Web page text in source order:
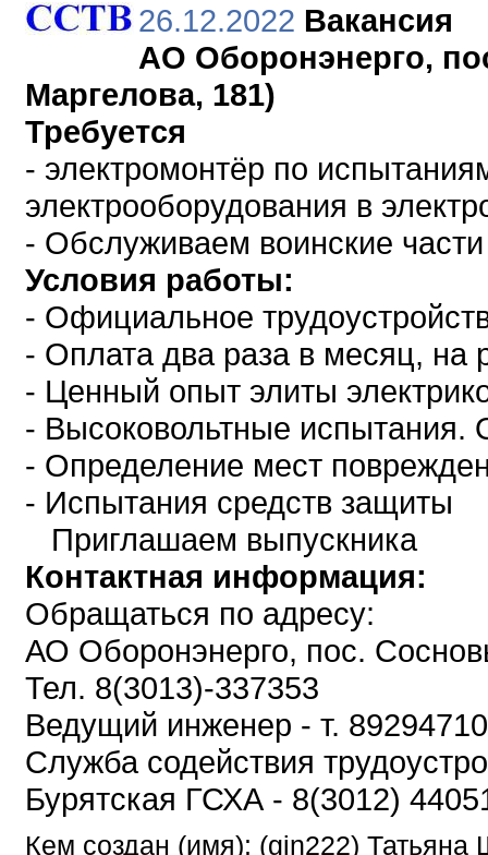
26.12.2022 Вакансия
АО Оборонэнерго,
Маргелова, 181)
Требуется
- электромонтёр по
электрооборудования в
- Обслуживаем воинские части
Условия работы:
- Официальное
- Оплата два раза в месяц, на
- Ценный опыт элиты
- Высоковольтные
- Определение мест
- Испытания средств защиты
Приглашаем выпускника
Контактная информация:
Обращаться по адресу:
АО Оборонэнерго, пос.
Тел. 8(3013)-337353
Ведущий инженер - т.
Служба содействия
Бурятская ГСХА - 8(3012)
Кем создан (имя): (gin222) Татьяна